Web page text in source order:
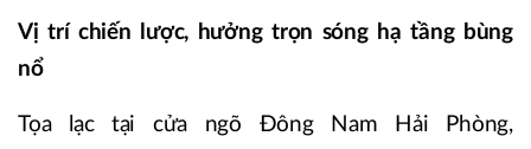
Vị trí chiến lược, hưởng trọn sóng hạ tầng bùng
nổ
Tọa lạc tại cửa ngõ Đông Nam Hải Phòng,